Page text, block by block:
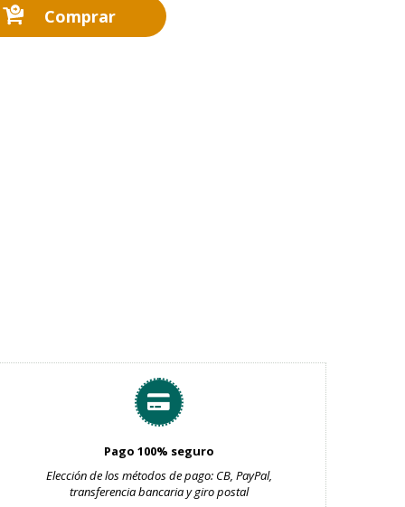
Comprar
Pago 100% seguro
Elección de los métodos de pago: CB, PayPal,
transferencia bancaria y giro postal